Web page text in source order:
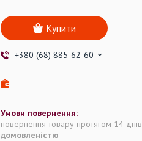
Купити
+380 (68) 885-62-60
повернення товару протягом 14 днів
домовленістю